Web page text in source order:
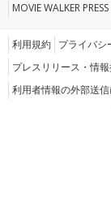
MOVIE WALKER PRESS
利用規約 プライバシ
プレスリリース・情
利用者情報の外部送